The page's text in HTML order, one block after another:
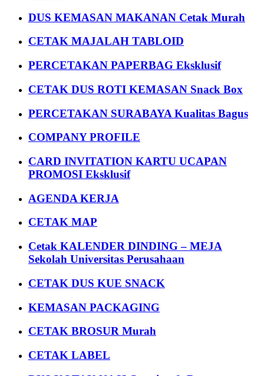
DUS KEMASAN MAKANAN Cetak Murah
CETAK MAJALAH TABLOID
PERCETAKAN PAPERBAG Eksklusif
CETAK DUS ROTI KEMASAN Snack Box
PERCETAKAN SURABAYA Kualitas Bagus
COMPANY PROFILE
CARD INVITATION KARTU UCAPAN
PROMOSI Eksklusif
AGENDA KERJA
CETAK MAP
Cetak KALENDER DINDING – MEJA
Sekolah Universitas Perusahaan
CETAK DUS KUE SNACK
KEMASAN PACKAGING
CETAK BROSUR Murah
CETAK LABEL